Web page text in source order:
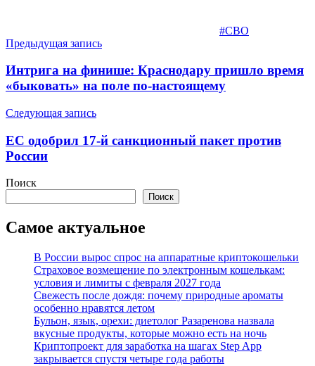
#СВО
Навигация
по
записям
Предыдущая запись
Интрига на финише: Краснодару пришло время
«быковать» на поле по-настоящему
Следующая запись
ЕС одобрил 17-й санкционный пакет против
России
Поиск
Поиск
Самое актуальное
В России вырос спрос на аппаратные криптокошельки
Страховое возмещение по электронным кошелькам:
условия и лимиты с февраля 2027 года
Свежесть после дождя: почему природные ароматы
особенно нравятся летом
Бульон, язык, орехи: диетолог Разаренова назвала
вкусные продукты, которые можно есть на ночь
Криптопроект для заработка на шагах Step App
закрывается спустя четыре года работы